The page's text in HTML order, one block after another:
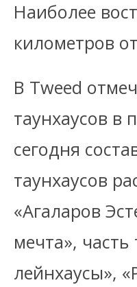
Наиболее
километров
В Tweed
таунхаусов
сегодня
таунхаусов
«Агаларов
мечта»,
лейнхаусы»,